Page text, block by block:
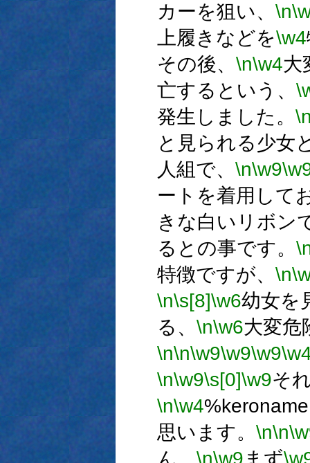
カーを狙い、 \n
上履きなどを\w4
その後、 \n\w4大
亡するという、
発生しました。
と見られる少女
人組で、 \n\w9
ートを着用して
きな白いリボン
るとの事です。
特徴ですが、 \n
\n\s[8]\w6幼女を
る、 \n\w6大変危
\n\n\w9\w9\w9
\n\w9\s[0]\w9そ
\n\w4
思います。 \n\n
ん。 \n\w9 まず